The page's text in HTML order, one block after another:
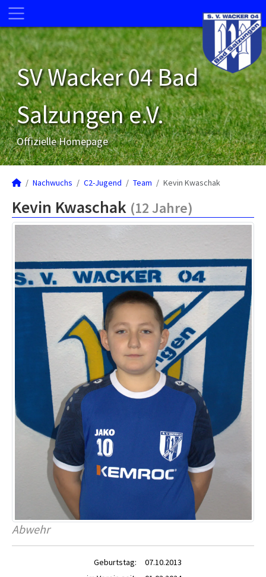
SV Wacker 04 Bad
Salzungen e.V.
Offizielle Homepage
Nachwuchs C2-Jugend Team Kevin Kwaschak
Kevin Kwaschak (12 Jahre)
Abwehr
Geburtstag:
07.10.2013